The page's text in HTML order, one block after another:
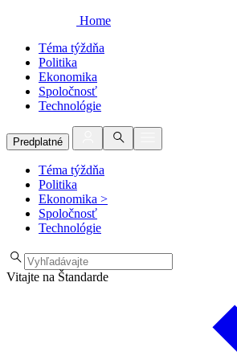
Home
Téma týždňa
Politika
Ekonomika
Spoločnosť
Technológie
Predplatné
Téma týždňa
Politika
Ekonomika >
Spoločnosť
Technológie
Vitajte na Štandarde